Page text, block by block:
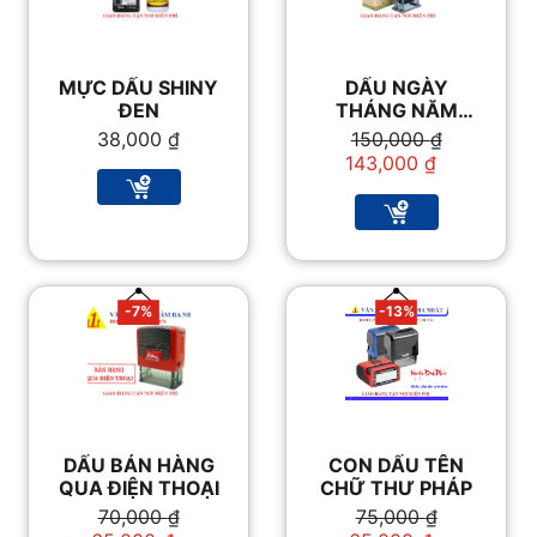
MỰC DẤU SHINY
ĐEN
38,000₫
DẤU NGÀY
THÁNG NĂM
SHINY PET-300
150,000₫
Giá
gốc
150,000 ₫.
143,000 ₫
Giá
hiện
là:
143,000 ₫.
-7%
DẤU BÁN HÀNG
QUA ĐIỆN THOẠI
70,000₫
Giá
Giá
-13%
CON DẤU TÊN
CHỮ THƯ PHÁP
75,000₫
Giá
Giá